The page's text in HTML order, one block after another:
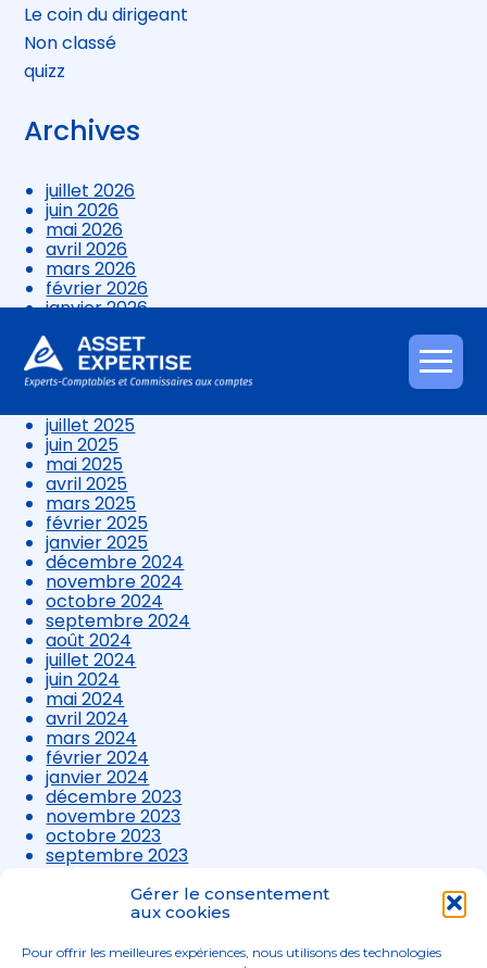
Gérer le consentement
aux cookies
Pour offrir les meilleures expériences, nous utilisons des technologies
Aller
au
Le coin du dirigeant
Non classé
quizz
Archives
juillet 2026
juin 2026
mai 2026
avril 2026
mars 2026
février 2026
janvier 2026
novembre 2025
octobre 2025
septembre 2025
juillet 2025
juin 2025
mai 2025
avril 2025
mars 2025
février 2025
janvier 2025
décembre 2024
novembre 2024
octobre 2024
septembre 2024
août 2024
juillet 2024
juin 2024
mai 2024
avril 2024
mars 2024
février 2024
janvier 2024
décembre 2023
novembre 2023
octobre 2023
septembre 2023
août 2023
juillet 2023
avril 2023